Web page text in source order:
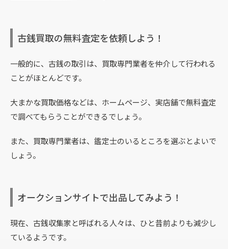
古銭買取の無料査定を依頼しよう！
一般的に、古銭の取引は、買取専門業者を仲介して行われる
ことがほとんどです。
大まかな買取価格などは、ホームページ、実店舗で無料査定
で調べてもらうことができるでしょう。
また、買取専門業者は、鑑定士のいるところを選ぶとよいで
しょう。
オークションサイトで出品してみよう！
現在、古銭収集家と呼ばれる人々は、ひと昔前よりも減少し
ているようです。